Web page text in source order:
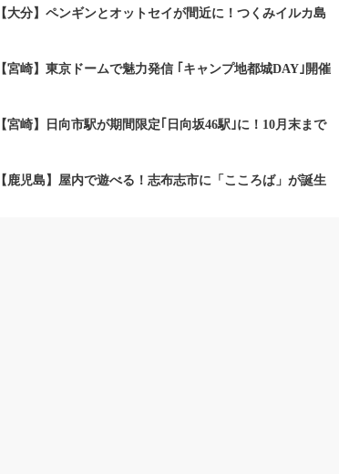
【大分】ペンギンとオットセイが間近に！つくみイルカ島
【宮崎】東京ドームで魅力発信 ｢キャンプ地都城DAY｣開催
【宮崎】日向市駅が期間限定｢日向坂46駅｣に！10月末まで
【鹿児島】屋内で遊べる！志布志市に「こころば」が誕生